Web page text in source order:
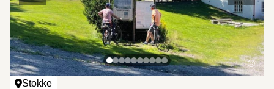
Stokke
©